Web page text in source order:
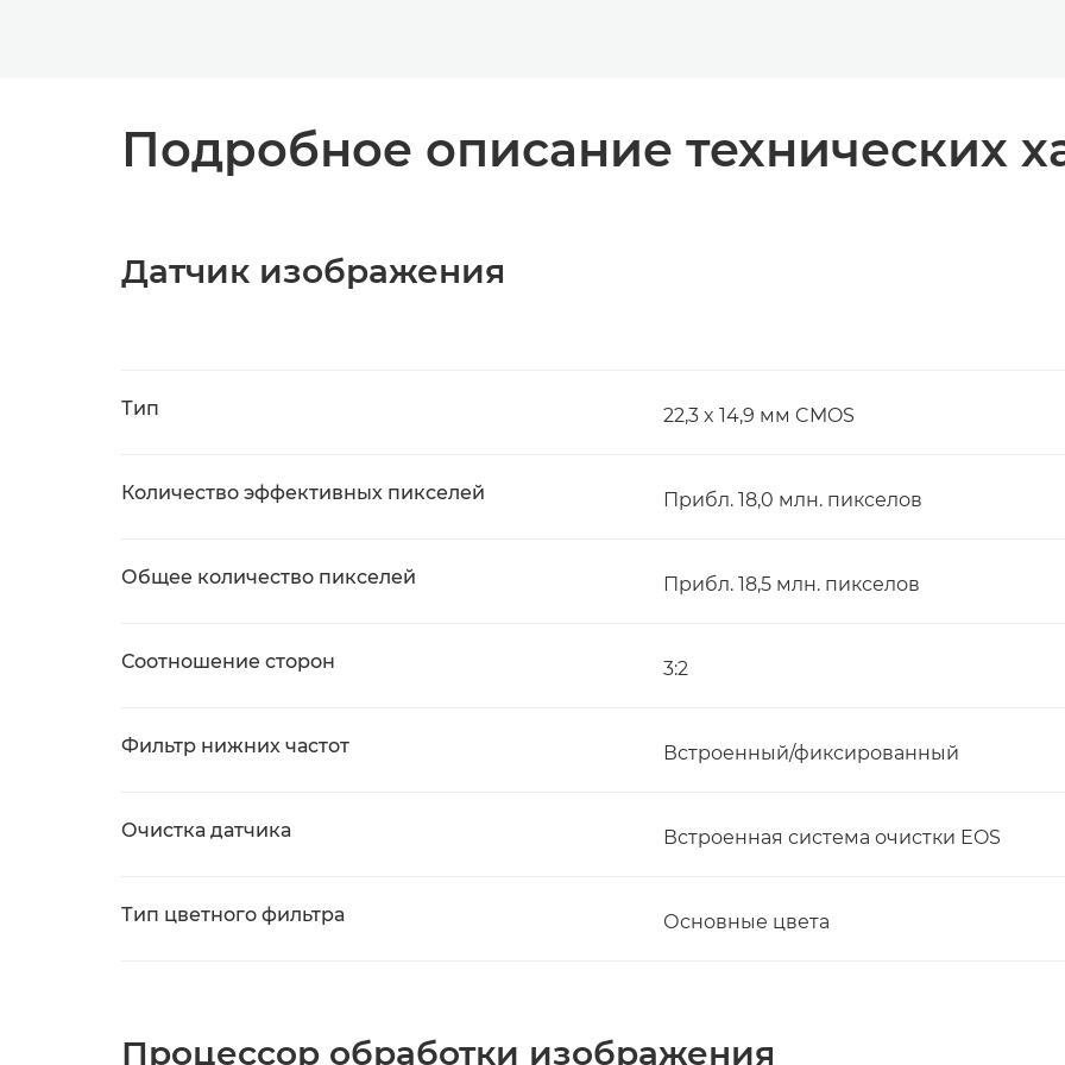
Подробное описание технических
Датчик изображения
Тип 22,3 x 14,9 мм CMOS
Количество эффективных пикселей Прибл. 18,0 млн. пикселов
Общее количество пикселей Прибл. 18,5 млн. пикселов
Соотношение сторон 3:2
Фильтр нижних частот Встроенный/фиксированный
Очистка датчика Встроенная система очистки EOS
Тип цветного фильтра Основные цвета
Процессор обработки изображения